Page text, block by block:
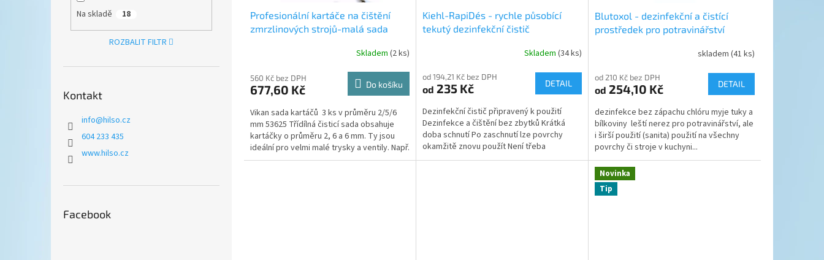
Na skladě 18
ROZBALIT FILTR
Kontakt
info@hilso.cz
604 233 435
www.hilso.cz
Facebook
Profesionální kartáče na čištění
zmrzlinových strojů-malá sada
Skladem (2 ks)
560 Kč bez DPH
677,60 Kč Do košíku
Vikan sada kartáčů 3 ks v průměru 2/5/6
mm 53625 Třídílná čisticí sada obsahuje
kartáčky o průměru 2, 6 a 6 mm. Ty jsou
ideální pro velmi malé trysky a ventily. Např.
k...
Kiehl-RapiDés - rychle působící
tekutý dezinfekční čistič
Skladem (34 ks)
od 194,21 Kč bez DPH
od 235 Kč DETAIL
Dezinfekční čistič připravený k použití
Dezinfekce a čištění bez zbytků Krátká
doba schnutí Po zaschnutí lze povrchy
okamžitě znovu použít Není třeba
oplachovat vodou...
Blutoxol - dezinfekční a čistící
prostředek pro potravinářství
skladem (41 ks)
od 210 Kč bez DPH
od 254,10 Kč DETAIL
dezinfekce bez zápachu chlóru myje tuky a
bílkoviny leští nerez pro potravinářství, ale
i širší použití (sanita) použití na všechny
povrchy či stroje v kuchyni...
Novinka
Tip